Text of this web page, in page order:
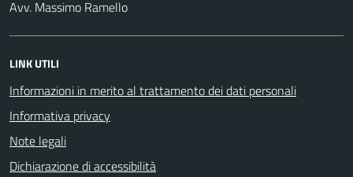
Avv. Massimo Ramello
LINK UTILI
Informazioni in merito al trattamento dei dati personali
Informativa privacy
Note legali
Dichiarazione di accessibilità